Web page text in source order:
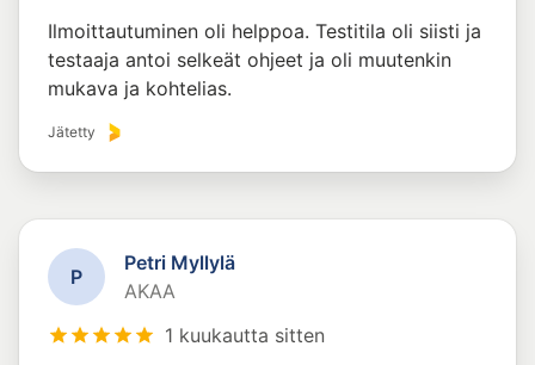
Ilmoittautuminen oli helppoa. Testitila oli siisti ja
testaaja antoi selkeät ohjeet ja oli muutenkin
mukava ja kohtelias.
Jätetty
P
Petri Myllylä
AKAA
1 kuukautta sitten